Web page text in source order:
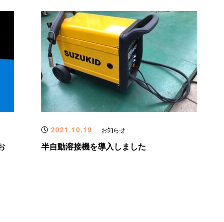
2021.10.19 お知らせ
半自動溶接機を導入しました